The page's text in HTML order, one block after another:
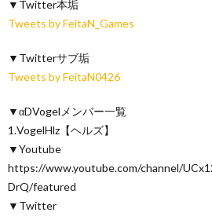
▼Twitter本垢
Tweets by FeitaN_Games
▼Twitterサブ垢
Tweets by FeitaN0426
▼αDVogelメンバー一覧
1.VogelHlz【ヘルズ】
▼Youtube
https://www.youtube.com/channel/
DrQ/featured
▼Twitter